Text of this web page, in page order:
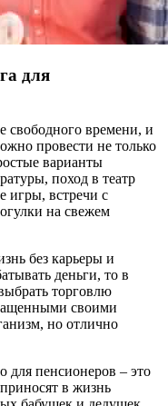
для
свободного времени, и
провести не только
варианты
поход в театр
игры, встречи с
на свежем
без карьеры и
деньги, то в
торговлю
своими
но отлично
для пенсионеров – это
в жизнь